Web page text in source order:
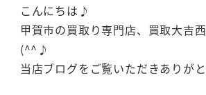
こんにちは♪
甲賀市の買取り専門店、買取大吉
(^^♪
当店ブログをご覧いただきありが